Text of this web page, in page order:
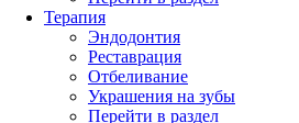
Терапия
Эндодонтия
Реставрация
Отбеливание
Украшения на зубы
Перейти в раздел